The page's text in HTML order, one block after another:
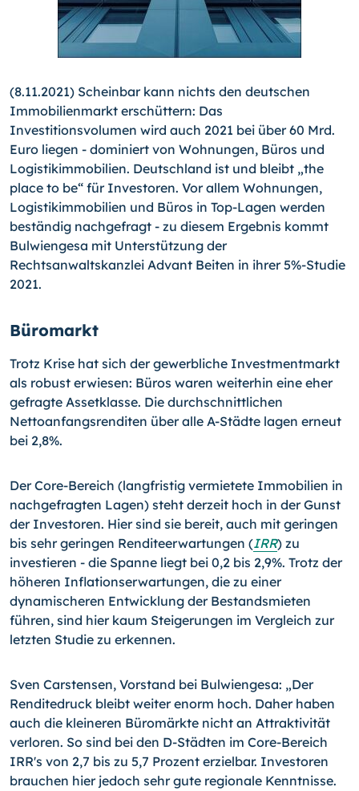
(8.11.2021) Scheinbar kann nichts den deutschen
Immobilienmarkt erschüttern: Das
Investitionsvolumen wird auch 2021 bei über 60 Mrd.
Euro liegen - dominiert von Wohnungen, Büros und
Logistikimmobilien. Deutschland ist und bleibt „the
place to be“ für Investoren. Vor allem Wohnungen,
Logistikimmobilien und Büros in Top-Lagen werden
beständig nachgefragt - zu diesem Ergebnis kommt
Bulwiengesa mit Unterstützung der
Rechtsanwaltskanzlei Advant Beiten in ihrer 5%-Studie
2021.
Büromarkt
Trotz Krise hat sich der gewerbliche Investmentmarkt
als robust erwiesen: Büros waren weiterhin eine eher
gefragte Assetklasse. Die durchschnittlichen
Nettoanfangsrenditen über alle A-Städte lagen erneut
bei 2,8%.
Der Core-Bereich (langfristig vermietete Immobilien in
nachgefragten Lagen) steht derzeit hoch in der Gunst
der Investoren. Hier sind sie bereit, auch mit geringen
bis sehr geringen Renditeerwartungen (IRR) zu
investieren - die Spanne liegt bei 0,2 bis 2,9%. Trotz der
höheren Inflationserwartungen, die zu einer
dynamischeren Entwicklung der Bestandsmieten
führen, sind hier kaum Steigerungen im Vergleich zur
letzten Studie zu erkennen.
Sven Carstensen, Vorstand bei Bulwiengesa: „Der
Renditedruck bleibt weiter enorm hoch. Daher haben
auch die kleineren Büromärkte nicht an Attraktivität
verloren. So sind bei den D-Städten im Core-Bereich
IRR's von 2,7 bis zu 5,7 Prozent erzielbar. Investoren
brauchen hier jedoch sehr gute regionale Kenntnisse.